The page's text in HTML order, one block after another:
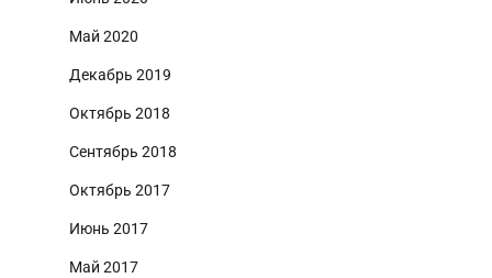
Май 2020
Декабрь 2019
Октябрь 2018
Сентябрь 2018
Октябрь 2017
Июнь 2017
Май 2017